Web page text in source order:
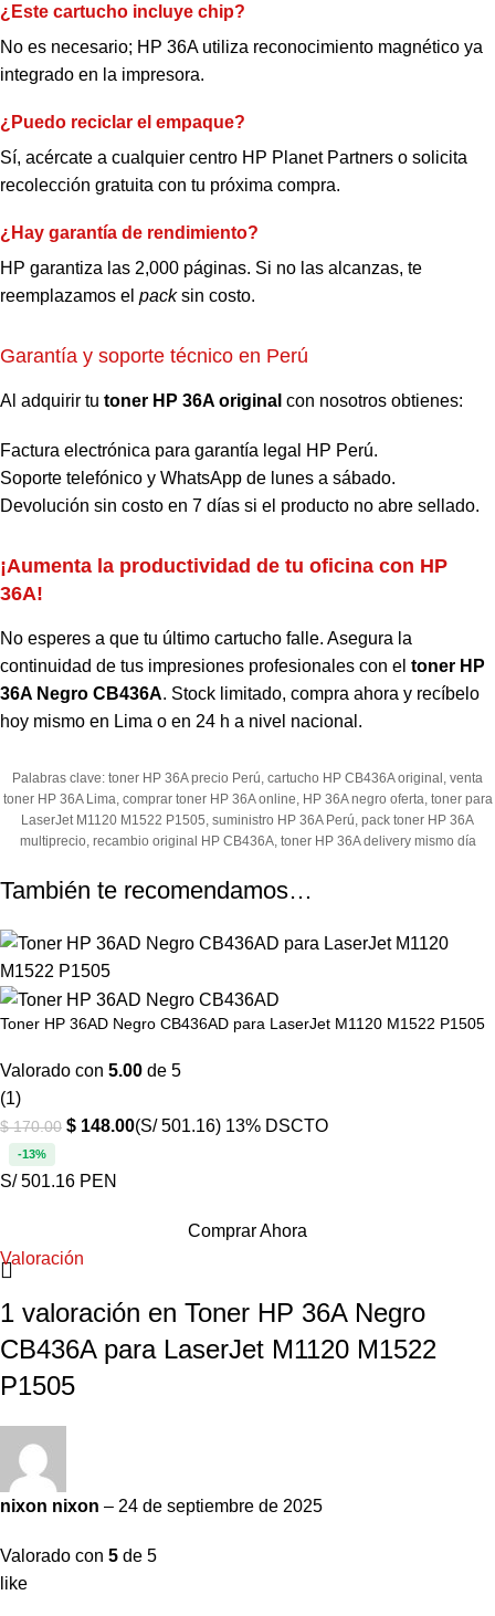
¿Este cartucho incluye chip?
No es necesario; HP 36A utiliza reconocimiento magnético ya
integrado en la impresora.
¿Puedo reciclar el empaque?
Sí, acércate a cualquier centro HP Planet Partners o solicita
recolección gratuita con tu próxima compra.
¿Hay garantía de rendimiento?
HP garantiza las 2,000 páginas. Si no las alcanzas, te
reemplazamos el packsin costo.
Garantía y soporte técnico en Perú
Al adquirir tu toner HP 36A original con nosotros obtienes:
Factura electrónica para garantía legal HP Perú.
Soporte telefónico y WhatsApp de lunes a sábado.
Devolución sin costo en 7 días si el producto no abre sellado.
¡Aumenta la productividad de tu oficina con HP
36A!
No esperes a que tu último cartucho falle. Asegura la
continuidad de tus impresiones profesionales con el toner HP
36A Negro CB436A. Stock limitado, compra ahora y recíbelo
hoy mismo en Lima o en 24 h a nivel nacional.
Palabras clave: toner HP 36A precio Perú, cartucho HP CB436A original, venta
toner HP 36A Lima, comprar toner HP 36A online, HP 36A negro oferta, toner para
LaserJet M1120 M1522 P1505, suministro HP 36A Perú, pack toner HP 36A
multiprecio, recambio original HP CB436A, toner HP 36A delivery mismo día
También te recomendamos…
Toner HP 36AD Negro CB436AD para LaserJet M1120 M1522 P1505
Valorado con 5.00 de 5
(1)
$170.00 $ 148.00(S/ 501.16) 13% DSCTO
-13%
S/ 501.16 PEN
Comprar Ahora
Valoración
1 valoración en Toner HP 36A Negro
CB436A para LaserJet M1120 M1522
P1505
nixon nixon – 24 de septiembre de 2025
Valorado con 5 de 5
like